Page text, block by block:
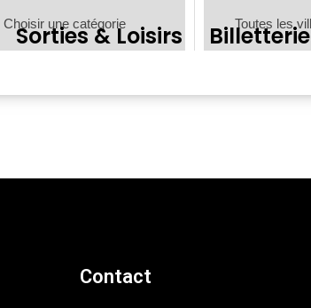
Sorties & Loisirs Billetterie
Contact